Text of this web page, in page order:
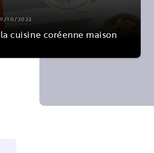
10/2022
cuisine coréenne maison